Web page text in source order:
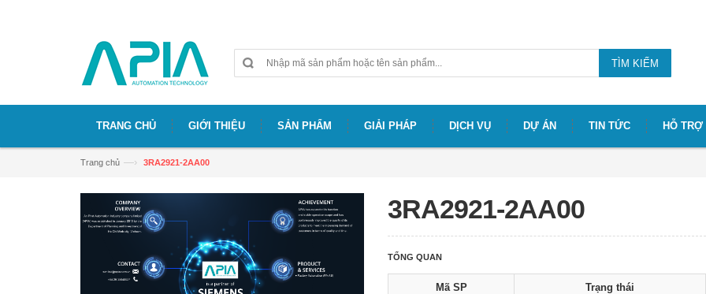
TÌM KIẾM
TRANG CHỦ GIỚI THIỆU SẢN PHẨM GIẢI PHÁP DỊCH VỤ DỰ ÁN TIN TỨC HỖ TRỢ
Trang chủ —› 3RA2921-2AA00
3RA2921-2AA00
TỔNG QUAN
Mã SP Trạng thái